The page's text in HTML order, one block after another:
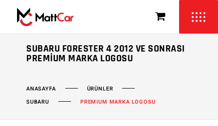
SUBARU FORESTER 4 2012 VE SONRASI
PREMIUM MARKA LOGOSU
ANASAYFA
ÜRÜNLER
SUBARU
PREMIUM MARKA LOGOSU